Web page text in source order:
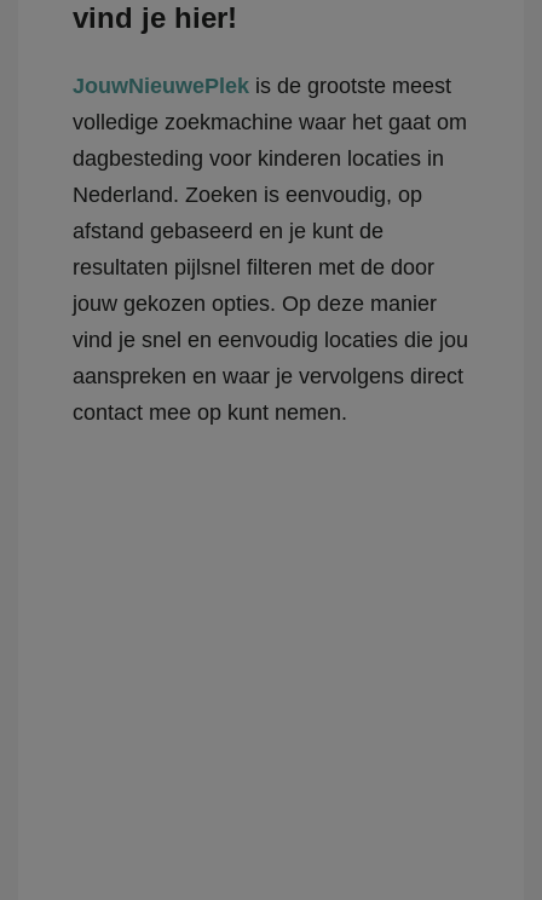
vind je hier!
JouwNieuwePlek is de grootste meest
volledige zoekmachine waar het gaat om
dagbesteding voor kinderen locaties in
Nederland. Zoeken is eenvoudig, op
afstand gebaseerd en je kunt de
resultaten pijlsnel filteren met de door
jouw gekozen opties. Op deze manier
vind je snel en eenvoudig locaties die jou
aanspreken en waar je vervolgens direct
contact mee op kunt nemen.